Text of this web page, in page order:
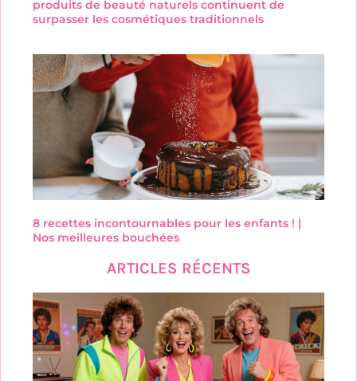
produits de beauté naturels continuent de
surpasser les cosmétiques traditionnels
8 recettes incontournables pour les enfants ! |
Nos meilleures bouchées
ARTICLES RÉCENTS